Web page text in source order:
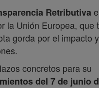
Retributiva
la Unión Europea, que
gorda por el impacto
concretos para su
del 7 de junio